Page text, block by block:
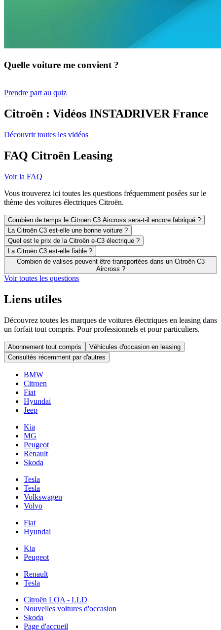
Quelle voiture me convient ?
Prendre part au quiz
Citroën : Vidéos INSTADRIVER France
Découvrir toutes les vidéos
FAQ Citroën Leasing
Voir la FAQ
Vous trouverez ici toutes les questions fréquemment posées sur le
thème des voitures électriques Citroën.
Combien de temps le Citroën C3 Aircross sera-t-il encore fabriqué ?
La Citroën C3 est-elle une bonne voiture ?
Quel est le prix de la Citroën e-C3 électrique ?
La Citroën C3 est-elle fiable ?
Combien de valises peuvent être transportées dans un Citroën C3
Aircross ?
Voir toutes les questions
Liens utiles
Découvrez toutes les marques de voitures électriques en leasing dans
un forfait tout compris. Pour professionnels et pour particuliers.
Abonnement tout compris
Véhicules d'occasion en leasing
Consultés récemment par d'autres
BMW
Citroen
Fiat
Hyundai
Jeep
Kia
MG
Peugeot
Renault
Skoda
Tesla
Tesla
Volkswagen
Volvo
Fiat
Hyundai
Kia
Peugeot
Renault
Tesla
Citroën LOA - LLD
Nouvelles voitures d'occasion
Skoda
Page d'accueil